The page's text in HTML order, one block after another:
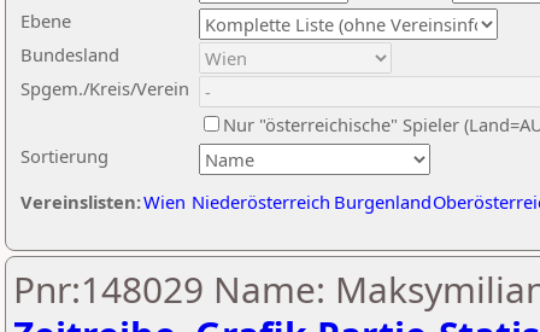
Ebene
Sortierung
Bundesland
Spgem./Kreis/Verein
Nur "österreichische" Spieler
Vereinslisten:Wien Niederösterreich Burgenland
Pnr:148029 Name: